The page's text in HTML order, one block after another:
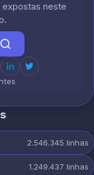
neste
2.546.345 linhas
1.249.437 linhas